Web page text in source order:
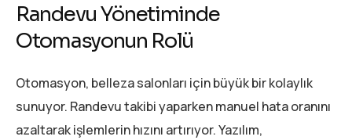
Randevu Yönetiminde
Otomasyonun Rolü
Otomasyon, belleza salonları için büyük bir kolaylık
sunuyor. Randevu takibi yaparken manuel hata oranını
azaltarak işlemlerin hızını artırıyor. Yazılım,